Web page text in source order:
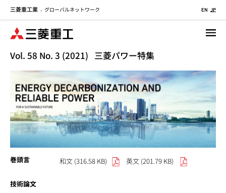
三菱重工業 - グローバルネットワーク EN JP
Vol. 58 No. 3 (2021) 三菱パワー特集
巻頭言 和文 (316.58 KB) 英文 (201.79 KB)
技術論文